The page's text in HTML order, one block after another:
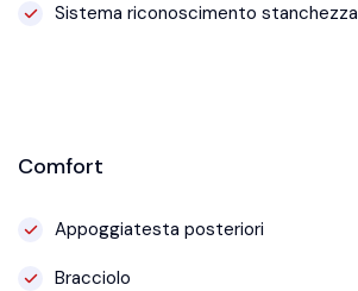
Sistema riconoscimento stanchezza
Comfort
Appoggiatesta posteriori
Bracciolo